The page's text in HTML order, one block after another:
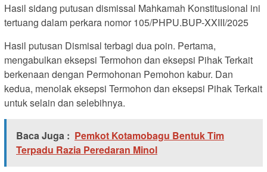
Hasil sidang putusan dismissal Mahkamah Konstitusional ini
tertuang dalam perkara nomor 105/PHPU.BUP-XXIII/2025
Hasil putusan Dismisal terbagi dua poin. Pertama,
mengabulkan eksepsi Termohon dan eksepsi Pihak Terkait
berkenaan dengan Permohonan Pemohon kabur. Dan
kedua, menolak eksepsi Termohon dan eksepsi Pihak Terkait
untuk selain dan selebihnya.
Baca Juga : Pemkot Kotamobagu Bentuk Tim
Terpadu Razia Peredaran Minol